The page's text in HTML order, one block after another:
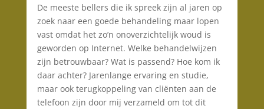
De meeste bellers die ik spreek zijn al jaren op
zoek naar een goede behandeling maar lopen
vast omdat het zo’n onoverzichtelijk woud is
geworden op Internet. Welke behandelwijzen
zijn betrouwbaar? Wat is passend? Hoe kom ik
daar achter? Jarenlange ervaring en studie,
maar ook terugkoppeling van cliënten aan de
telefoon zijn door mij verzameld om tot dit